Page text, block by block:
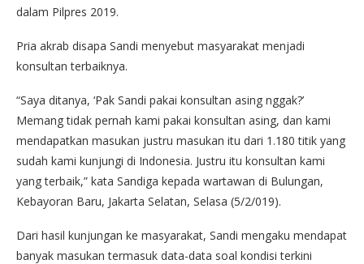
dalam Pilpres 2019.
Pria akrab disapa Sandi menyebut masyarakat menjadi
konsultan terbaiknya.
“Saya ditanya, ‘Pak Sandi pakai konsultan asing nggak?’
Memang tidak pernah kami pakai konsultan asing, dan kami
mendapatkan masukan justru masukan itu dari 1.180 titik yang
sudah kami kunjungi di Indonesia. Justru itu konsultan kami
yang terbaik,” kata Sandiga kepada wartawan di Bulungan,
Kebayoran Baru, Jakarta Selatan, Selasa (5/2/019).
Dari hasil kunjungan ke masyarakat, Sandi mengaku mendapat
banyak masukan termasuk data-data soal kondisi terkini